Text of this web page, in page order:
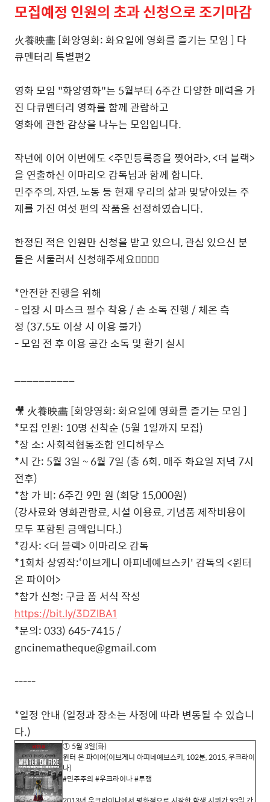
모집예정 인원의 초과 신청으로 조기마감
火養映畵 [화양영화: 화요일에 영화를 즐기는 모임 ] 다
큐멘터리 특별편2
영화 모임 "화양영화"는 5월부터 6주간 다양한 매력을 가
진 다큐멘터리 영화를 함께 관람하고
영화에 관한 감상을 나누는 모임입니다.
작년에 이어 이번에도 <주민등록증을 찢어라>, <더 블랙>
을 연출하신 이마리오 감독님과 함께 합니다.
민주주의, 자연, 노동 등 현재 우리의 삶과 맞닿아있는 주
제를 가진 여섯 편의 작품을 선정하였습니다.
한정된 적은 인원만 신청을 받고 있으니,관심 있으신 분
들은 서둘러서 신청해주세요🏃🏃
*안전한 진행을 위해
-입장 시 마스크 필수 착용 /손 소독 진행 /체온 측
정 (37.5도 이상 시 이용 불가)
-모임 전 후 이용 공간 소독 및 환기 실시
__________
🎥 火養映畵[화양영화:화요일에 영화를 즐기는 모임 ]
*모집 인원: 10명 선착순 (5월 1일까지 모집)
*장 소: 사회적협동조합 인디하우스
*시 간: 5월 3일 ~ 6월 7일 (총 6회. 매주 화요일 저녁 7시
전후)
*참 가 비: 6주간 9만 원 (회당 15,000원)
(강사료와 영화관람료,시설 이용료,기념품 제작비용이
모두 포함된 금액입니다.)
*강사: <더 블랙> 이마리오 감독
*1회차 상영작:‘이브게니 아피네예브스키' 감독의 <윈터
온 파이어>
*참가 신청: 구글 폼 서식 작성
https://bit.ly/3DZIBA1
*문의: 033) 645-7415 /
gncinematheque@gmail.com
-----
*일정 안내 (일정과 장소는 사정에 따라 변동될 수 있습니
다.)
① 5월 3일(화)
윈터 온 파이어(이브게니 아피네예브스키, 102분, 2015, 우크라이
나)
#민주주의 #우크라이나 #투쟁